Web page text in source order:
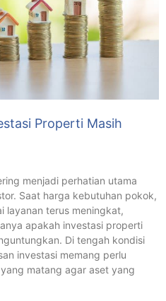
Properti Masih
menjadi perhatian utama
Saat harga kebutuhan pokok,
layanan terus meningkat,
apakah investasi properti
Di tengah kondisi
investasi memang perlu
matang agar aset yang